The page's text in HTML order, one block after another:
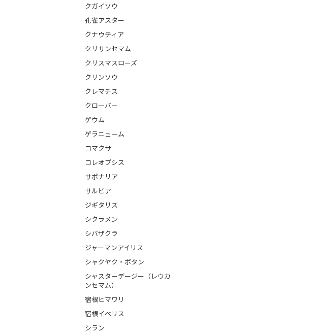
クガイソウ
孔雀アスター
クナウティア
クリサンセマム
クリスマスローズ
クリンソウ
クレマチス
クローバー
ゲウム
ゲラニューム
コマクサ
コレオプシス
サポナリア
サルビア
ジギタリス
シクラメン
シバザクラ
ジャーマンアイリス
シャクヤク・ボタン
シャスターデージー（レウカ
ンセマム）
宿根ヒマワリ
宿根イベリス
シラン